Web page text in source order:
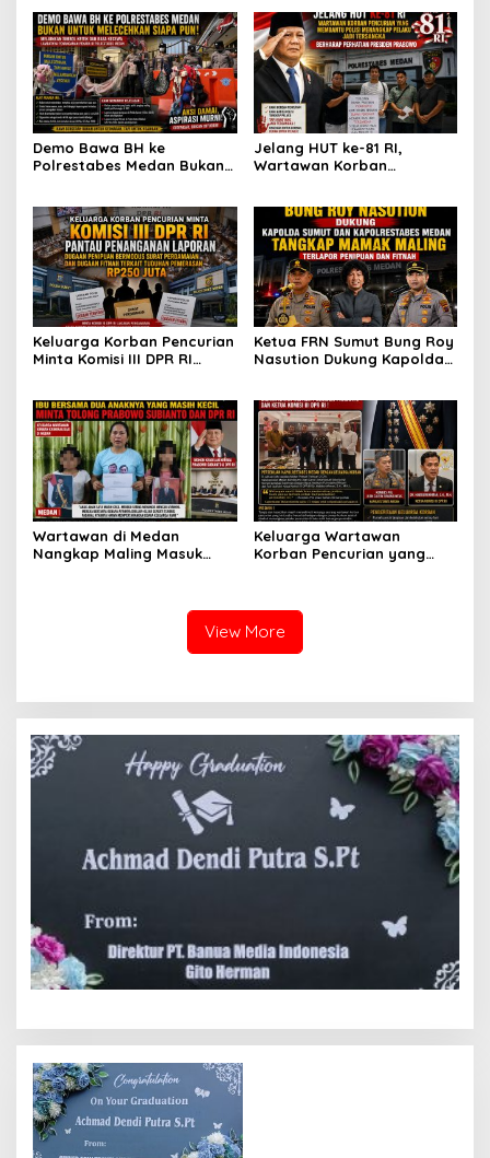
Demo Bawa BH ke
Polrestabes Medan Bukan
dan Rasa Kecewa
Lambatnya Penanganan
Pekara di Polrestabes
Medan
Jelang HUT ke-81 RI,
Wartawan Korban
Jadi Tersangka Berharap
Perhatian Presiden
Prabowo
Keluarga Korban Pencurian
Minta Komisi III DPR RI
Bermodus Surat
Perdamaian dan Dugaan
Fitnah Terkait Tuduhan
Pemerasan Rp250 Juta
Ketua FRN Sumut Bung Roy
Nasution Dukung Kapolda
Kasus Dugaan Penipuan
dan Fitnah
Wartawan di Medan
Nangkap Maling Masuk
Tolong Prabowo Subianto
Keluarga Wartawan
Korban Pencurian yang
Presiden Prabowo, Komisi
III DPR RI dan Kapolri!
View More